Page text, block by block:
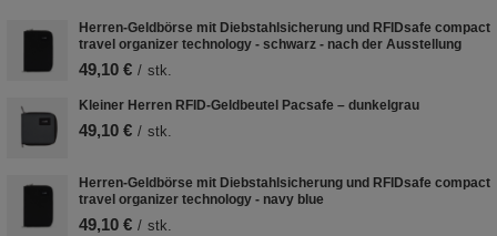
Herren-Geldbörse mit Diebstahlsicherung und RFIDsafe compact
travel organizer technology - schwarz - nach der Ausstellung
49,10 € / stk.
Kleiner Herren RFID-Geldbeutel Pacsafe – dunkelgrau
49,10 € / stk.
Herren-Geldbörse mit Diebstahlsicherung und RFIDsafe compact
travel organizer technology - navy blue
49,10 € / stk.